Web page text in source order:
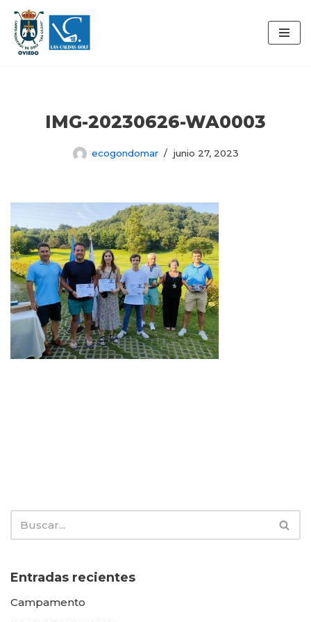
Saltar
al
IMG-20230626-WA0003
ecogondomar junio 27, 2023
Entradas recientes
Campamento